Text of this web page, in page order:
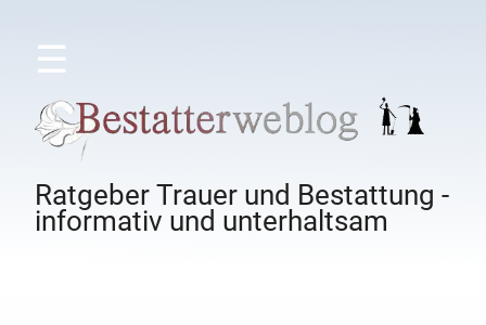
☰
Ratgeber Trauer und Bestattung -
informativ und unterhaltsam